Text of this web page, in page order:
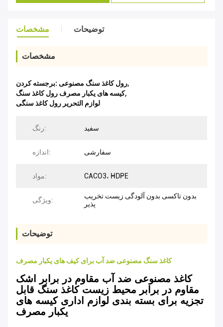
مشخصات توضیحات
مشخصات
برجسته کردن: رول کاغذ سنگ مصنوعی,
کیسه های یکبار مصرف رول کاغذ سنگ,
لوازم التحریر رول کاغذ سنگی
رنگ: سفید
اندازه: سفارشی
مواد: CACO3، HDPE
ویژگی:
بدون تاکسی بدون آلودگی زیست تخریب
پذیر
توضیحات
کاغذ سنگ مصنوعی ضد آب برای کیف های یکبار مصرف
کاغذ مصنوعی ضد آب مقاوم در برابر اشک
مقاوم در برابر محیط زیست کاغذ سنگ قابل
تجزیه برای بسته بندی لوازم اداری کیسه های
یکبار مصرف